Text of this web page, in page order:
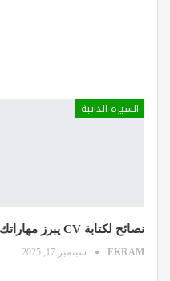
السيرة الذاتية
نصائح لكتابة CV يبرز مهاراتك الشخصية
EKRAM سبتمبر 17, 2025